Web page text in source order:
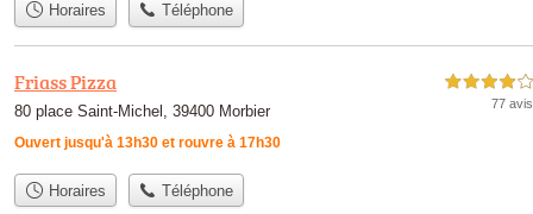
Horaires Téléphone
Friass Pizza
80 place Saint-Michel, 39400 Morbier
Ouvert jusqu'à 13h30 et rouvre à 17h30
4,0 étoiles sur 5
77 avis
Horaires Téléphone